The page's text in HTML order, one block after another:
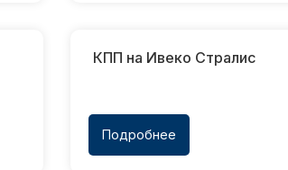
КПП на Ивеко Стралис
Подробнее